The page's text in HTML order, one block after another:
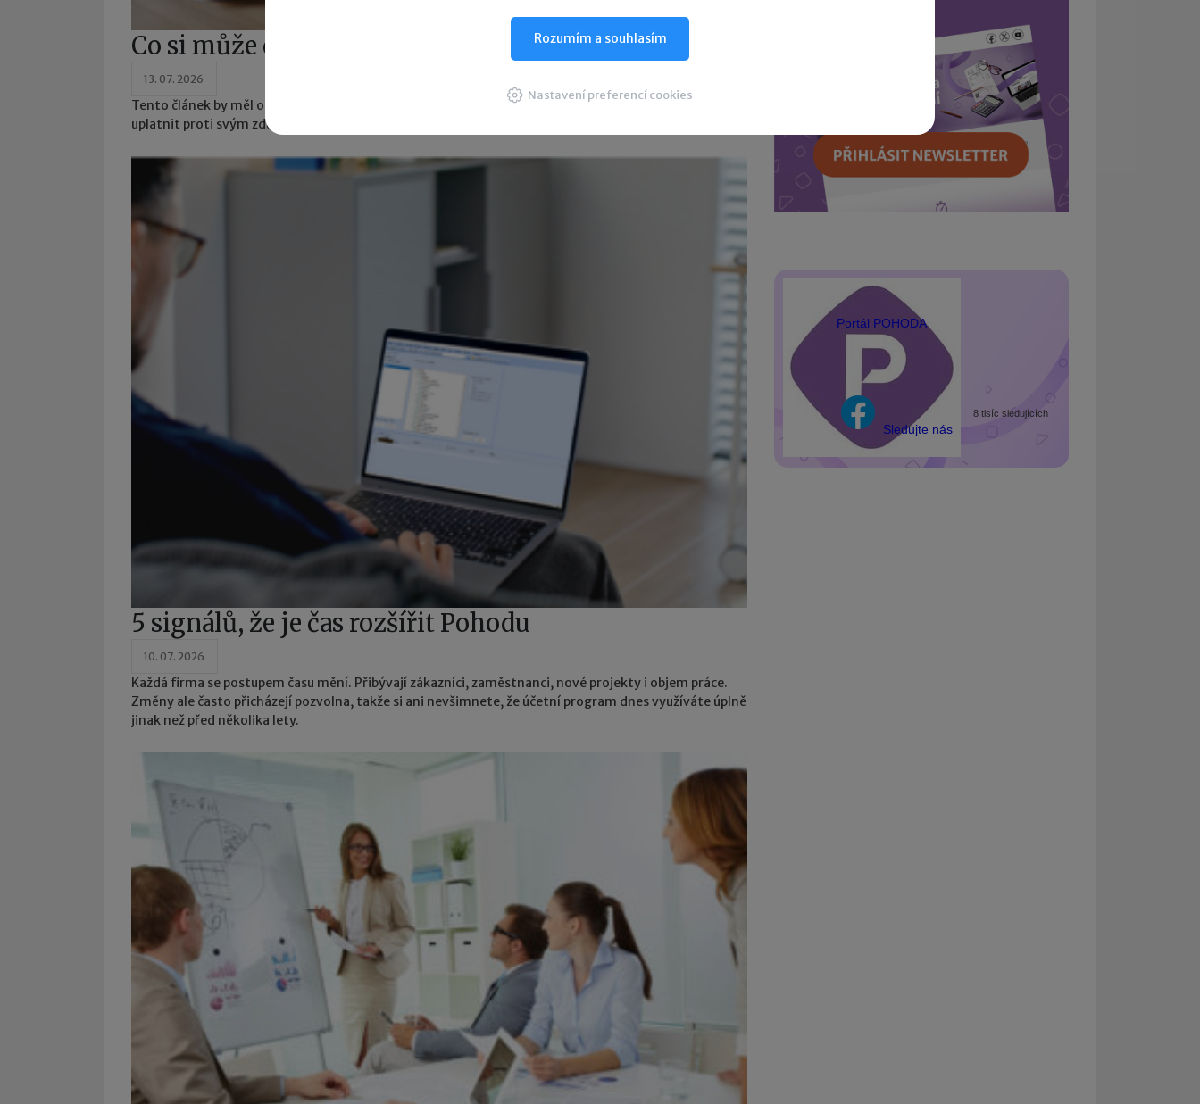
Co si může dát OSVČ do nákladů?
13. 07. 2026
Tento článek by měl osobám samostatně výdělečným (OSVČ) pomoci si ujasnit, jaké náklady mohou
uplatnit proti svým zdanitelným příjmům.
5 signálů, že je čas rozšířit Pohodu
10. 07. 2026
Každá firma se postupem času mění. Přibývají zákazníci, zaměstnanci, nové projekty i objem práce.
Změny ale často přicházejí pozvolna, takže si ani nevšimnete, že účetní program dnes využíváte úplně
jinak než před několika lety.
Portál POHODA
Sledujte nás
8 tisíc sledujících
Rozumím a souhlasím
Nastavení preferencí cookies